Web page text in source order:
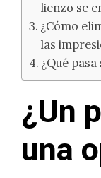
lienzo se
¿Cómo
las
¿Qué
¿Un
una